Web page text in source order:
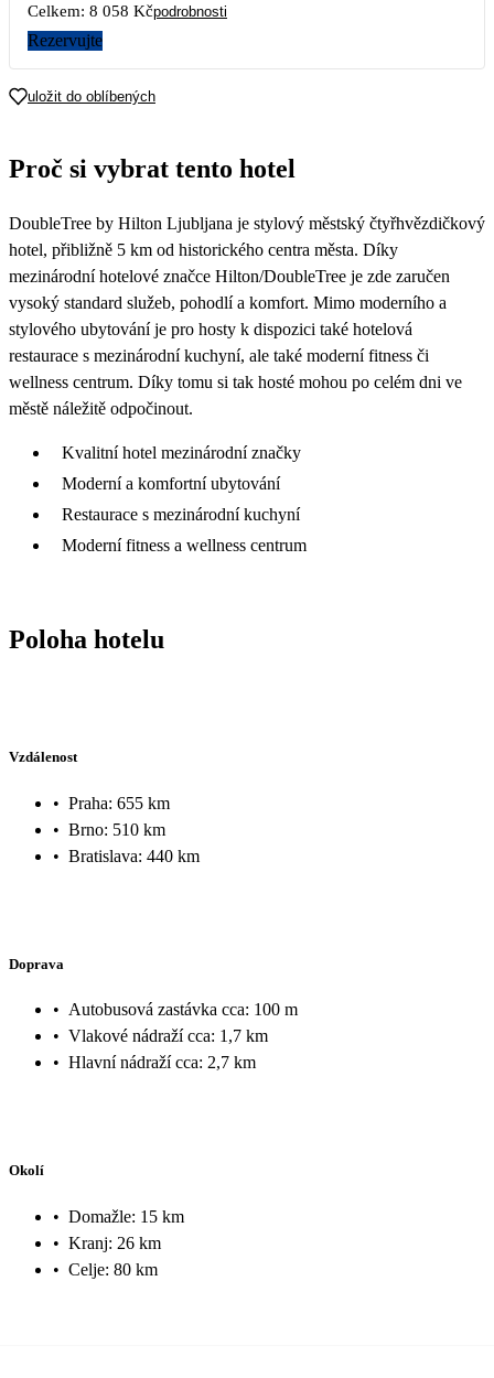
14
4 089
21
4 089
22
4 089
6 509 7 109 7 709 8 689
Celkem: 8 058 Kčpodrobnosti
Rezervujte
uložit do oblíbených
Proč si vybrat tento hotel
DoubleTree by Hilton Ljubljana je stylový městský čtyřhvězdičkový
hotel, přibližně 5 km od historického centra města. Díky
mezinárodní hotelové značce Hilton/DoubleTree je zde zaručen
vysoký standard služeb, pohodlí a komfort. Mimo moderního a
stylového ubytování je pro hosty k dispozici také hotelová
restaurace s mezinárodní kuchyní, ale také moderní fitness či
wellness centrum. Díky tomu si tak hosté mohou po celém dni ve
městě náležitě odpočinout.
Kvalitní hotel mezinárodní značky
Moderní a komfortní ubytování
Restaurace s mezinárodní kuchyní
Moderní fitness a wellness centrum
Poloha hotelu
Vzdálenost
• Praha: 655 km
• Brno: 510 km
• Bratislava: 440 km
Doprava
• Autobusová zastávka cca: 100 m
• Vlakové nádraží cca: 1,7 km
• Hlavní nádraží cca: 2,7 km
Okolí
• Domažle: 15 km
• Kranj: 26 km
• Celje: 80 km